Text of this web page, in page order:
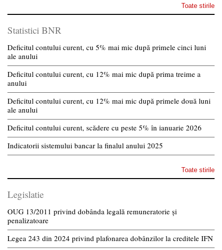
Toate stirile
Statistici BNR
Deficitul contului curent, cu 5% mai mic după primele cinci luni
ale anului
Deficitul contului curent, cu 12% mai mic după prima treime a
anului
Deficitul contului curent, cu 12% mai mic după primele două luni
ale anului
Deficitul contului curent, scădere cu peste 5% în ianuarie 2026
Indicatorii sistemului bancar la finalul anului 2025
Toate stirile
Legislatie
OUG 13/2011 privind dobânda legală remuneratorie și
penalizatoare
Legea 243 din 2024 privind plafonarea dobânzilor la creditele IFN